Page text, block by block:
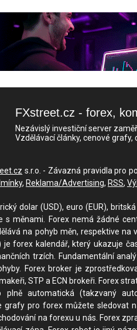
FXstreet.cz - forex,
Nezávislý investiční server
Vzdělávací články, cenové
s.r.o. - Závazná pravidla pro
, Reklama/Advertising, RSS,
dolar (USD), euro (EUR),
s měnami. Forex nemá žádné
na pohyb měn, respektive
forex kalendář, který ukazuje
trzích. Fundamentální
Forex broker je
STP a ECN brokeři. Forex
plně automatická (takzvaný
grafy pro forex můžete sledovat
na forexu u nás. Forex